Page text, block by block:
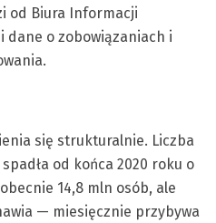
od Biura Informacji
dane o zobowiązaniach i
się strukturalnie. Liczba
od końca 2020 roku o
14,8 mln osób, ale
— miesięcznie przybywa